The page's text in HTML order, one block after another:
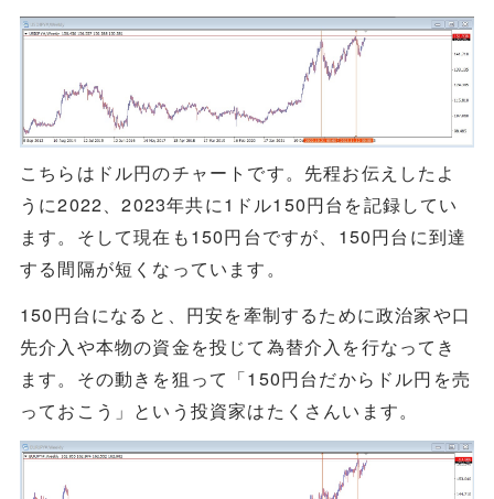
こちらはドル円のチャートです。先程お伝えしたよ
うに2022、2023年共に1ドル150円台を記録してい
ます。そして現在も150円台ですが、150円台に到達
する間隔が短くなっています。
150円台になると、円安を牽制するために政治家や口
先介入や本物の資金を投じて為替介入を行なってき
ます。その動きを狙って「150円台だからドル円を売
っておこう」という投資家はたくさんいます。